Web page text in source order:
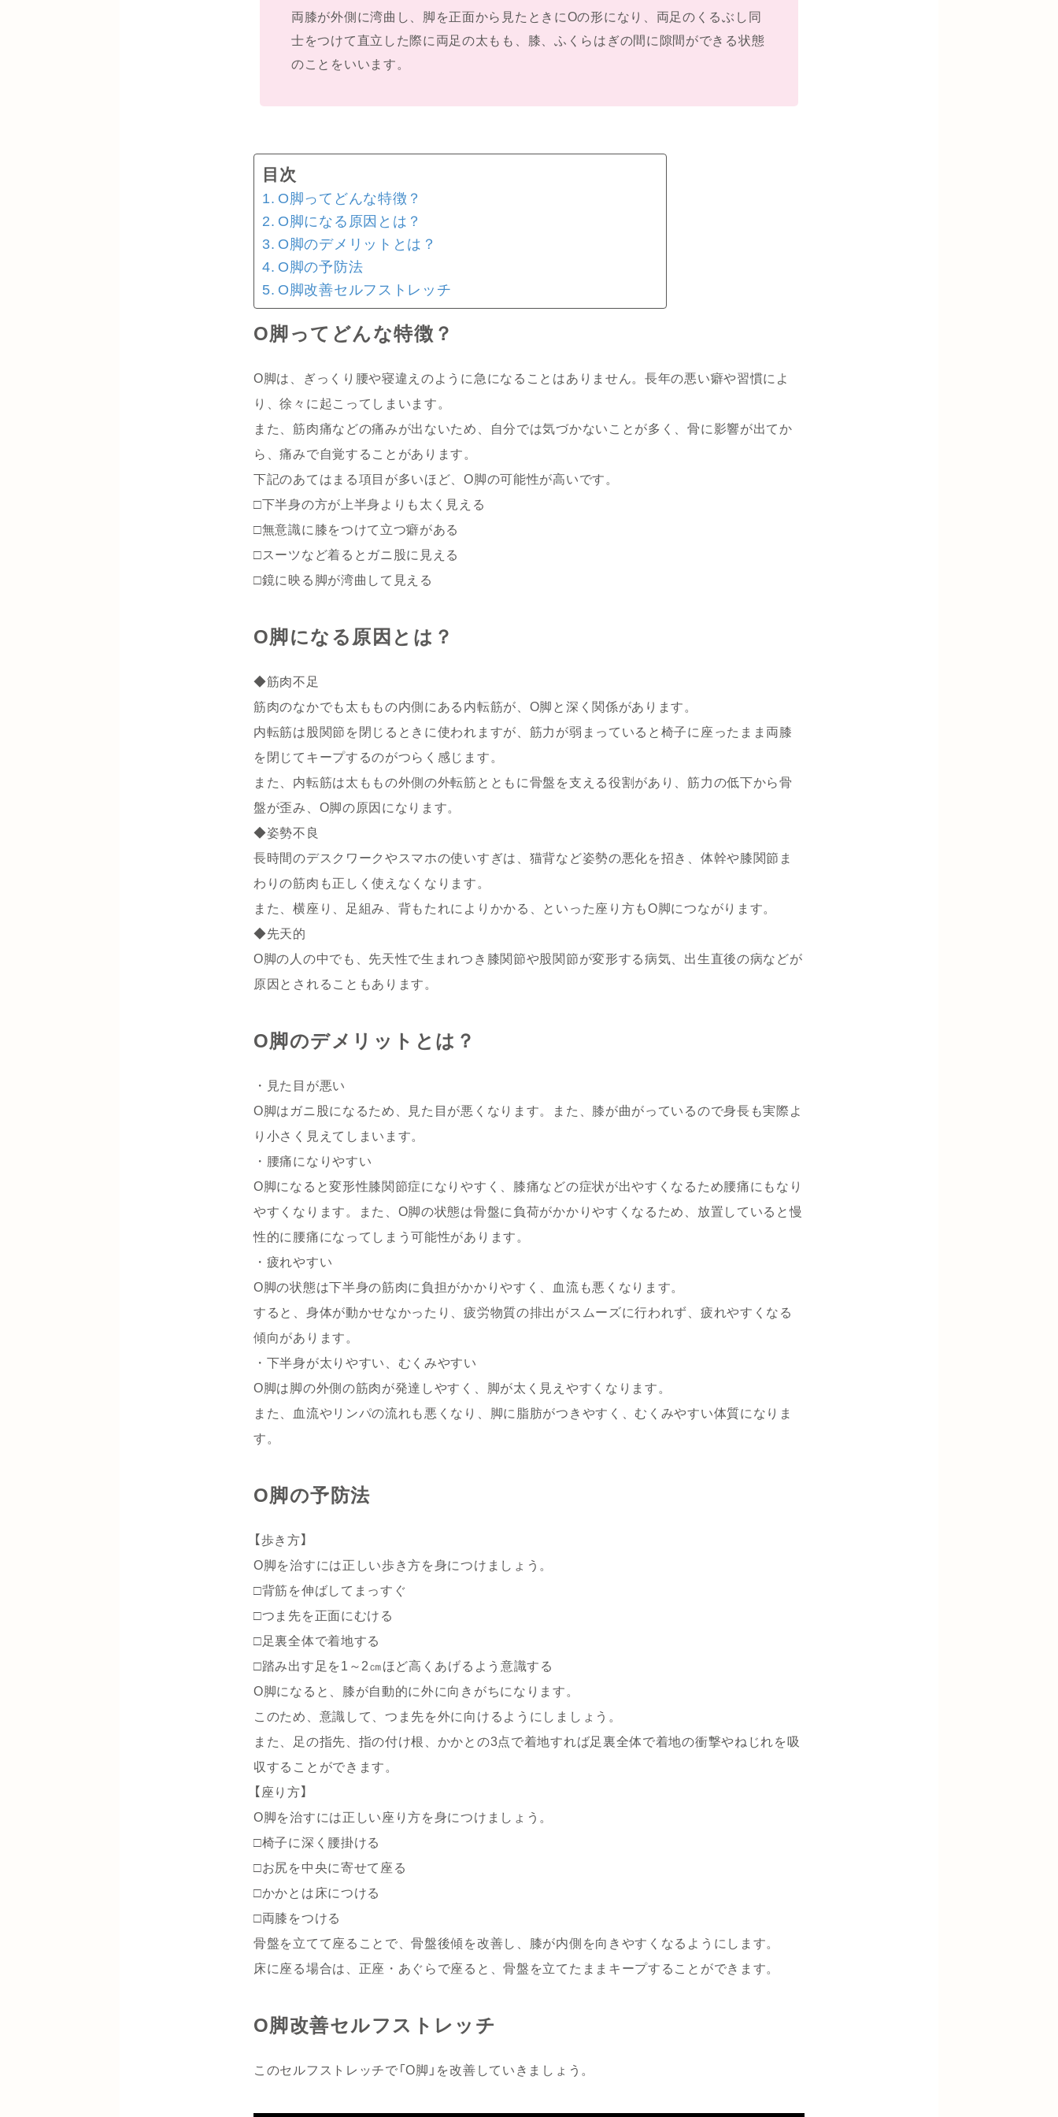
両膝が外側に湾曲し、脚を正面から見たときにOの形になり、両足のくるぶし同
士をつけて直立した際に両足の太もも、膝、ふくらはぎの間に隙間ができる状態
のことをいいます。
目次
O脚ってどんな特徴？
O脚になる原因とは？
O脚のデメリットとは？
O脚の予防法
O脚改善セルフストレッチ
O脚ってどんな特徴？
O脚は、ぎっくり腰や寝違えのように急になることはありません。長年の悪い癖や習慣によ
り、徐々に起こってしまいます。
また、筋肉痛などの痛みが出ないため、自分では気づかないことが多く、骨に影響が出てか
ら、痛みで自覚することがあります。
下記のあてはまる項目が多いほど、O脚の可能性が高いです。
□下半身の方が上半身よりも太く見える
□無意識に膝をつけて立つ癖がある
□スーツなど着るとガニ股に見える
□鏡に映る脚が湾曲して見える
O脚になる原因とは？
◆筋肉不足
筋肉のなかでも太ももの内側にある内転筋が、O脚と深く関係があります。
内転筋は股関節を閉じるときに使われますが、筋力が弱まっていると椅子に座ったまま両膝
を閉じてキープするのがつらく感じます。
また、内転筋は太ももの外側の外転筋とともに骨盤を支える役割があり、筋力の低下から骨
盤が歪み、O脚の原因になります。
◆姿勢不良
長時間のデスクワークやスマホの使いすぎは、猫背など姿勢の悪化を招き、体幹や膝関節ま
わりの筋肉も正しく使えなくなります。
また、横座り、足組み、背もたれによりかかる、といった座り方もO脚につながります。
◆先天的
O脚の人の中でも、先天性で生まれつき膝関節や股関節が変形する病気、出生直後の病などが
原因とされることもあります。
O脚のデメリットとは？
・見た目が悪い
O脚はガニ股になるため、見た目が悪くなります。また、膝が曲がっているので身長も実際よ
り小さく見えてしまいます。
・腰痛になりやすい
O脚になると変形性膝関節症になりやすく、膝痛などの症状が出やすくなるため腰痛にもなり
やすくなります。また、O脚の状態は骨盤に負荷がかかりやすくなるため、放置していると慢
性的に腰痛になってしまう可能性があります。
・疲れやすい
O脚の状態は下半身の筋肉に負担がかかりやすく、血流も悪くなります。
すると、身体が動かせなかったり、疲労物質の排出がスムーズに行われず、疲れやすくなる
傾向があります。
・下半身が太りやすい、むくみやすい
O脚は脚の外側の筋肉が発達しやすく、脚が太く見えやすくなります。
また、血流やリンパの流れも悪くなり、脚に脂肪がつきやすく、むくみやすい体質になりま
す。
O脚の予防法
【歩き方】
O脚を治すには正しい歩き方を身につけましょう。
□背筋を伸ばしてまっすぐ
□つま先を正面にむける
□足裏全体で着地する
□踏み出す足を1～2㎝ほど高くあげるよう意識する
O脚になると、膝が自動的に外に向きがちになります。
このため、意識して、つま先を外に向けるようにしましょう。
また、足の指先、指の付け根、かかとの3点で着地すれば足裏全体で着地の衝撃やねじれを吸
収することができます。
【座り方】
O脚を治すには正しい座り方を身につけましょう。
□椅子に深く腰掛ける
□お尻を中央に寄せて座る
□かかとは床につける
□両膝をつける
骨盤を立てて座ることで、骨盤後傾を改善し、膝が内側を向きやすくなるようにします。
床に座る場合は、正座・あぐらで座ると、骨盤を立てたままキープすることができます。
O脚改善セルフストレッチ
このセルフストレッチで「O脚」を改善していきましょう。